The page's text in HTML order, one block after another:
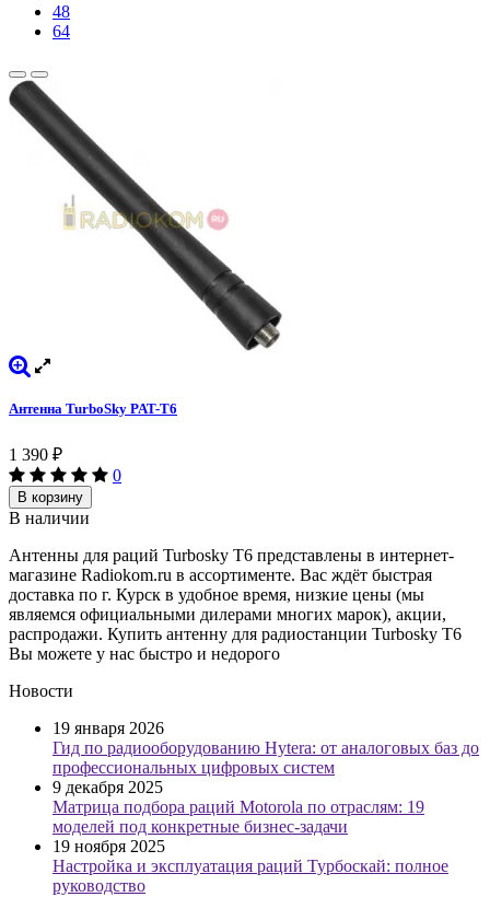
48
64
Антенна TurboSky PAT-T6
1 390 ₽
0
В корзину
В наличии
Антенны для раций Turbosky T6 представлены в интернет-
магазине Radiokom.ru в ассортименте. Вас ждёт быстрая
доставка по г. Курск в удобное время, низкие цены (мы
являемся официальными дилерами многих марок), акции,
распродажи. Купить антенну для радиостанции Turbosky T6
Вы можете у нас быстро и недорого
Новости
19 января 2026
Гид по радиооборудованию Hytera: от аналоговых баз до
профессиональных цифровых систем
9 декабря 2025
Матрица подбора раций Motorola по отраслям: 19
моделей под конкретные бизнес-задачи
19 ноября 2025
Настройка и эксплуатация раций Турбоскай: полное
руководство